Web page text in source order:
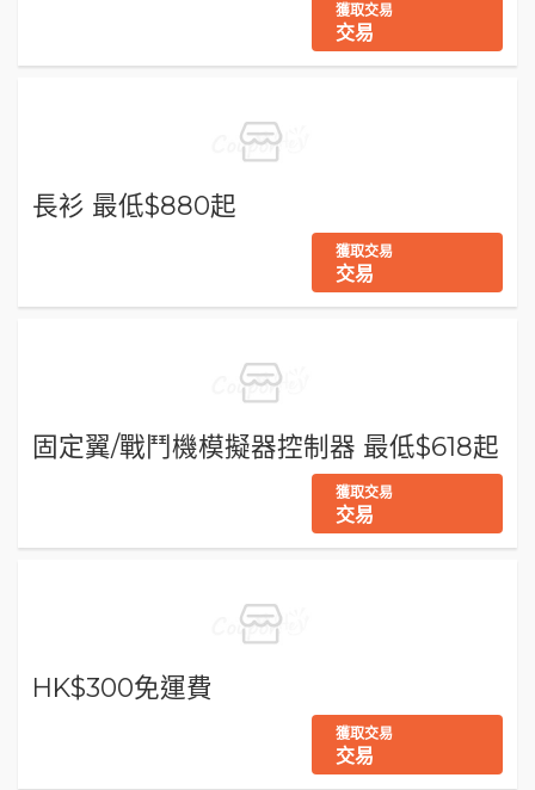
獲取交易
交易
長衫 最低$880起
獲取交易
交易
固定翼/戰鬥機模擬器控制器 最低$618起
獲取交易
交易
HK$300免運費
獲取交易
交易